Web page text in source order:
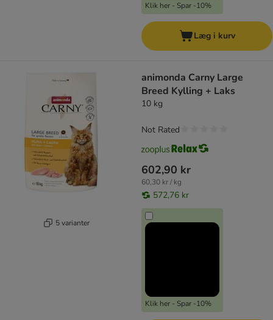
Klik her - Spar -10%
Læg i kurv
5 varianter
animonda Carny Large
Breed Kylling + Laks
10 kg
602,90 kr
60,30 kr / kg
572,76 kr
Klik her - Spar -10%
Not Rated